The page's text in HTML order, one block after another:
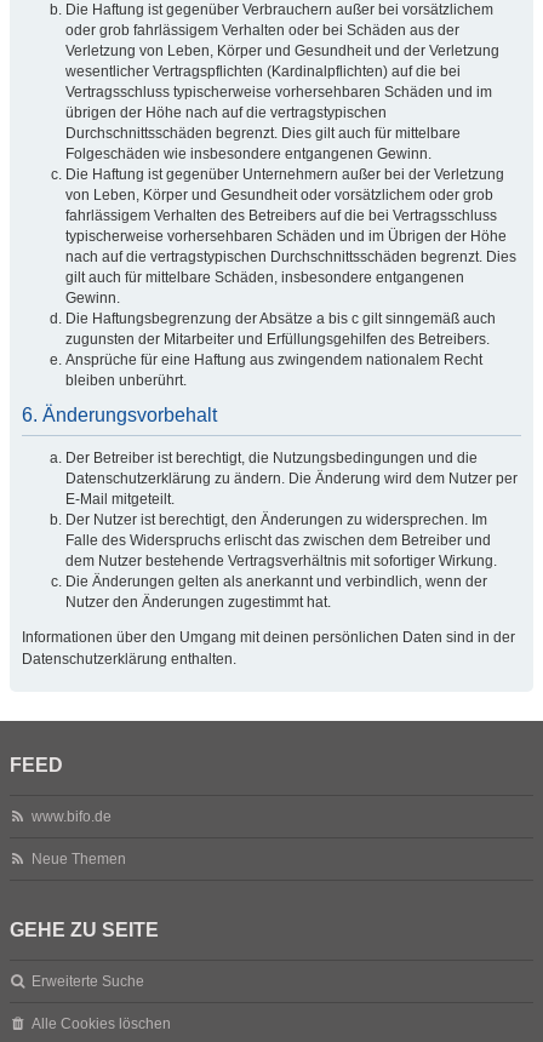
Die Haftung ist gegenüber Verbrauchern außer bei vorsätzlichem
oder grob fahrlässigem Verhalten oder bei Schäden aus der
Verletzung von Leben, Körper und Gesundheit und der Verletzung
wesentlicher Vertragspflichten (Kardinalpflichten) auf die bei
Vertragsschluss typischerweise vorhersehbaren Schäden und im
übrigen der Höhe nach auf die vertragstypischen
Durchschnittsschäden begrenzt. Dies gilt auch für mittelbare
Folgeschäden wie insbesondere entgangenen Gewinn.
Die Haftung ist gegenüber Unternehmern außer bei der Verletzung
von Leben, Körper und Gesundheit oder vorsätzlichem oder grob
fahrlässigem Verhalten des Betreibers auf die bei Vertragsschluss
typischerweise vorhersehbaren Schäden und im Übrigen der Höhe
nach auf die vertragstypischen Durchschnittsschäden begrenzt. Dies
gilt auch für mittelbare Schäden, insbesondere entgangenen
Gewinn.
Die Haftungsbegrenzung der Absätze a bis c gilt sinngemäß auch
zugunsten der Mitarbeiter und Erfüllungsgehilfen des Betreibers.
Ansprüche für eine Haftung aus zwingendem nationalem Recht
bleiben unberührt.
6. Änderungsvorbehalt
Der Betreiber ist berechtigt, die Nutzungsbedingungen und die
Datenschutzerklärung zu ändern. Die Änderung wird dem Nutzer per
E-Mail mitgeteilt.
Der Nutzer ist berechtigt, den Änderungen zu widersprechen. Im
Falle des Widerspruchs erlischt das zwischen dem Betreiber und
dem Nutzer bestehende Vertragsverhältnis mit sofortiger Wirkung.
Die Änderungen gelten als anerkannt und verbindlich, wenn der
Nutzer den Änderungen zugestimmt hat.
Informationen über den Umgang mit deinen persönlichen Daten sind in der
Datenschutzerklärung enthalten.
FEED
www.bifo.de
Neue Themen
GEHE ZU SEITE
Erweiterte Suche
Alle Cookies löschen